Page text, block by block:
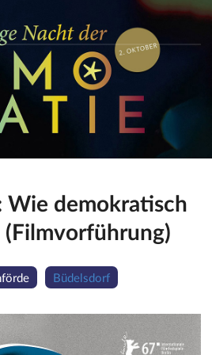
Wie demokratisch
(Filmvorführung)
Büdelsdorf